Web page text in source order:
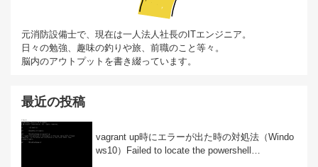
元消防設備士で、現在は一人法人社長のITエンジニア。
日々の勉強、趣味の釣りや旅、前職のこと等々。
脳内のアウトプットを書き綴っています。
最近の投稿
vagrant up時にエラーが出た時の対処法（Windo
ws10）Failed to locate the powershell…